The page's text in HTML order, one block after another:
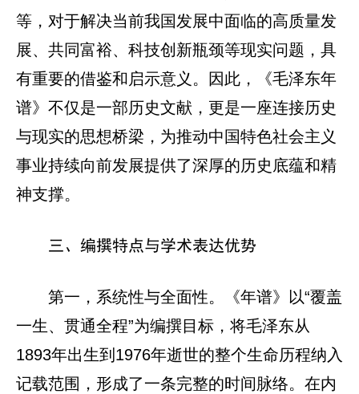
等，对于解决当前我国发展中面临的高质量发
展、共同富裕、科技创新瓶颈等现实问题，具
有重要的借鉴和启示意义。因此，《毛泽东年
谱》不仅是一部历史文献，更是一座连接历史
与现实的思想桥梁，为推动中国特色社会主义
事业持续向前发展提供了深厚的历史底蕴和精
神支撑。
三、编撰特点与学术表达优势
第一，系统性与全面性。《年谱》以“覆盖
一生、贯通全程”为编撰目标，将毛泽东从
1893年出生到1976年逝世的整个生命历程纳入
记载范围，形成了一条完整的时间脉络。在内